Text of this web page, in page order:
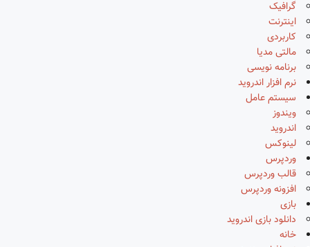
گرافیک
اینترنت
کاربردی
مالتی مدیا
برنامه نویسی
نرم افزار اندروید
سیستم عامل
ویندوز
اندروید
لینوکس
وردپرس
قالب وردپرس
افزونه وردپرس
بازی
دانلود بازی اندروید
خانه